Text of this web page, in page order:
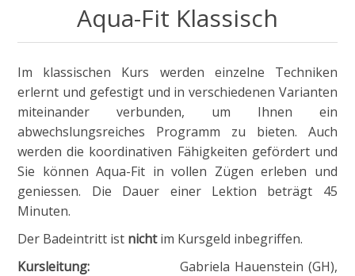
Aqua-Fit Klassisch
Im klassischen Kurs werden einzelne Techniken
erlernt und gefestigt und in verschiedenen Varianten
miteinander verbunden, um Ihnen ein
abwechslungsreiches Programm zu bieten. Auch
werden die koordinativen Fähigkeiten gefördert und
Sie können Aqua-Fit in vollen Zügen erleben und
geniessen. Die Dauer einer Lektion beträgt 45
Minuten.
Der Badeintritt ist nichtim Kursgeld inbegriffen.
Kursleitung: Gabriela Hauenstein (GH),